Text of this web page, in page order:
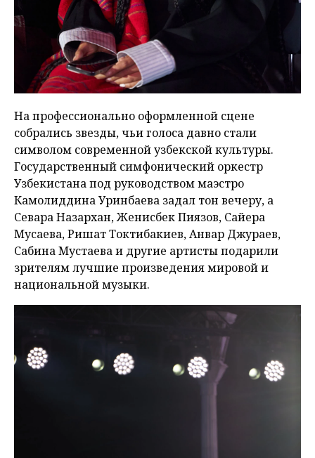
На профессионально оформленной сцене
собрались звезды, чьи голоса давно стали
символом современной узбекской культуры.
Государственный симфонический оркестр
Узбекистана под руководством маэстро
Камолиддина Уринбаева задал тон вечеру, а
Севара Назархан, Женисбек Пиязов, Сайера
Мусаева, Ришат Токтибакиев, Анвар Джураев,
Сабина Мустаева и другие артисты подарили
зрителям лучшие произведения мировой и
национальной музыки.